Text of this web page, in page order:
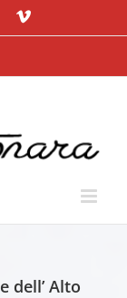
Vimeo
dell’ Alto